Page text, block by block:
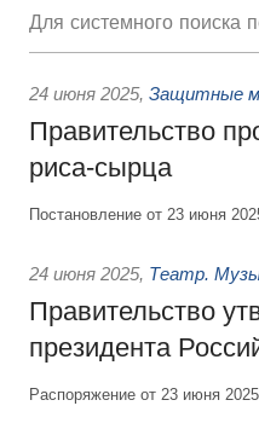
Для системного поиска
24 июня 2025, Защитные
Правительство
риса-сырца
Постановление от 23 июня
24 июня 2025, Театр.
Правительство
президента
Распоряжение от 23 июня